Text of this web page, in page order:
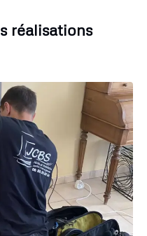
réalisations